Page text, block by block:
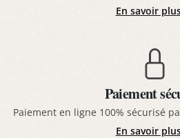
En savoir
Paiement
Paiement en ligne 100% sécurisé
En savoir